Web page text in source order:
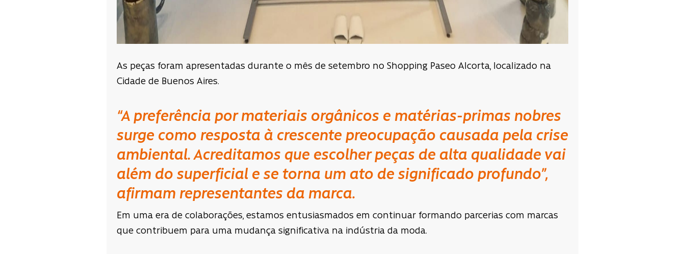
As peças foram apresentadas durante o mês de setembro no Shopping Paseo Alcorta, localizado na
Cidade de Buenos Aires.
“A preferência por materiais orgânicos e matérias-primas nobres
surge como resposta à crescente preocupação causada pela crise
ambiental. Acreditamos que escolher peças de alta qualidade vai
além do superficial e se torna um ato de significado profundo”,
afirmam representantes da marca.
Em uma era de colaborações, estamos entusiasmados em continuar formando parcerias com marcas
que contribuem para uma mudança significativa na indústria da moda.